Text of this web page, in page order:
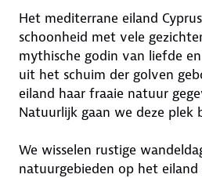
Het mediterrane eiland
schoonheid met vele
mythische godin van liefde
uit het schuim der golven
eiland haar fraaie natuur
Natuurlijk gaan we deze plek
We wisselen rustige
natuurgebieden op het